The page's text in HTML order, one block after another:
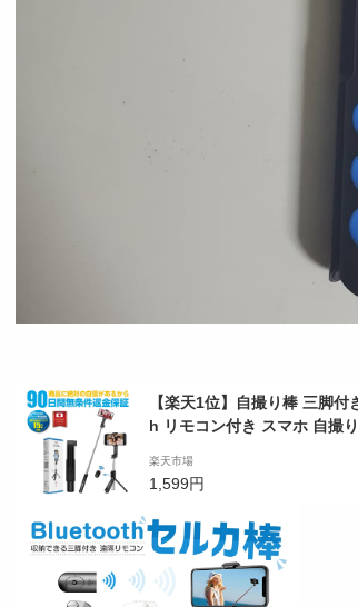
【楽天1位】自撮り棒 三脚
h リモコン付き スマホ 自撮
楽天市場
1,599円